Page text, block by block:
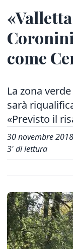
come
La zona
sarà
«Previsto il
30 novembre 2018
3' di lettura